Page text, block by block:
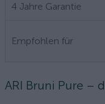
4 Jahre Garantie
Empfohlen für
ARI Bruni Pure –